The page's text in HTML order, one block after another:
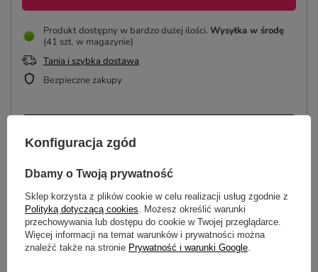
Produkt dostępny w bardzo dużej ilości Wysyłka w środę
(41 szt. w magazynie)
Tania i szybka dostawa
Bezpieczne zakupy
OPIS
SZCZEGÓŁOWE DANE
Konfiguracja zgód
Dbamy o Twoją prywatność
Sklep korzysta z plików cookie w celu realizacji usług zgodnie z
Polityką dotyczącą cookies . Możesz określić warunki
przechowywania lub dostępu do cookie w Twojej przeglądarce.
Więcej informacji na temat warunków i prywatności można
znaleźć także na stronie Prywatność i warunki Google